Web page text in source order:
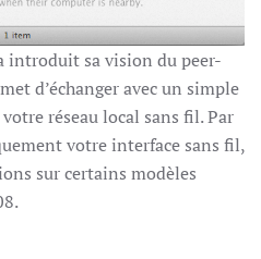
introduit sa vision du peer-
d’échanger avec un simple
réseau local sans fil. Par
votre interface sans fil,
sur certains modèles